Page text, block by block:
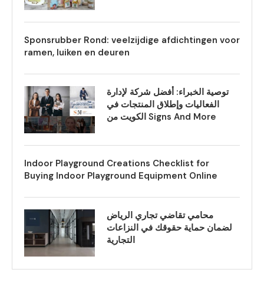
Sponsrubber Rond: veelzijdige afdichtingen voor
ramen, luiken en deuren
توصية الخبراء: أفضل شركة لإدارة
الفعاليات وإطلاق المنتجات في
الكويت من Signs And More
Indoor Playground Creations Checklist for
Buying Indoor Playground Equipment Online
محامي تقاضي تجاري الرياض
لضمان حماية حقوقك في النزاعات
التجارية